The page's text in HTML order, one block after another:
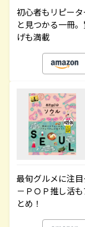
初心者もリピー
と見つかる一冊
げも満載
最旬グルメに注
－ＰＯＰ推し活
とめ！